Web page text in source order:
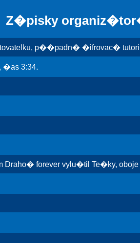
Z�pisky
p��padn� �ifrovac�
�as 3:34.
forever vylu�til Te�ky, oboje